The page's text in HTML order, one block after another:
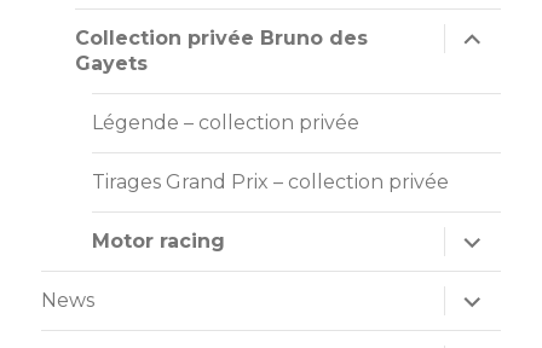
Collection privée Bruno des
Gayets
Légende – collection privée
Tirages Grand Prix – collection privée
Motor racing
News